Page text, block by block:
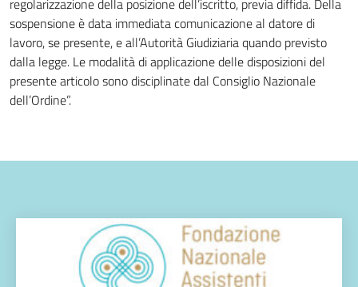
regolarizzazione della posizione dell’iscritto, previa diffida. Della
sospensione è data immediata comunicazione al datore di
lavoro, se presente, e all’Autorità Giudiziaria quando previsto
dalla legge. Le modalità di applicazione delle disposizioni del
presente articolo sono disciplinate dal Consiglio Nazionale
dell’Ordine”.